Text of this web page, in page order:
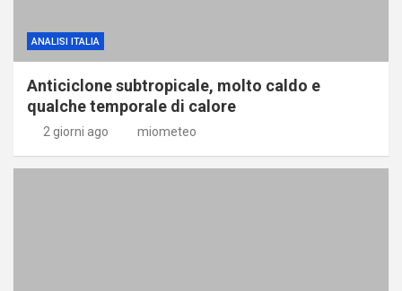
ANALISI ITALIA
Anticiclone subtropicale, molto caldo e
qualche temporale di calore
2 giorni ago miometeo